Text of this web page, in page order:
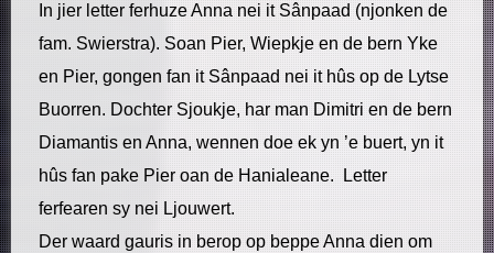
In jier letter ferhuze Anna nei it Sânpaad (njonken de
fam. Swierstra). Soan Pier, Wiepkje en de bern Yke
en Pier, gongen fan it Sânpaad nei it hûs op de Lytse
Buorren. Dochter Sjoukje, har man Dimitri en de bern
Diamantis en Anna, wennen doe ek yn ’e buert, yn it
hûs fan pake Pier oan de Hanialeane. Letter
ferfearen sy nei Ljouwert.
Der waard gauris in berop op beppe Anna dien om